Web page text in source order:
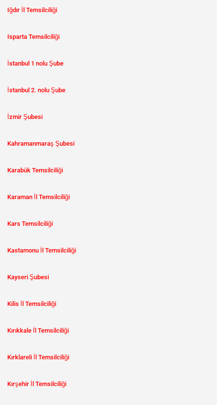
Iğdır İl Temsilciliği
Isparta Temsilciliği
İstanbul 1 nolu Şube
İstanbul 2. nolu Şube
İzmir Şubesi
Kahramanmaraş Şubesi
Karabük Temsilciliği
Karaman İl Temsilciliği
Kars Temsilciliği
Kastamonu İl Temsilciliği
Kayseri Şubesi
Kilis İl Temsilciliği
Kırıkkale İl Temsilciliği
Kırklareli İl Temsilciliği
Kırşehir İl Temsilciliği